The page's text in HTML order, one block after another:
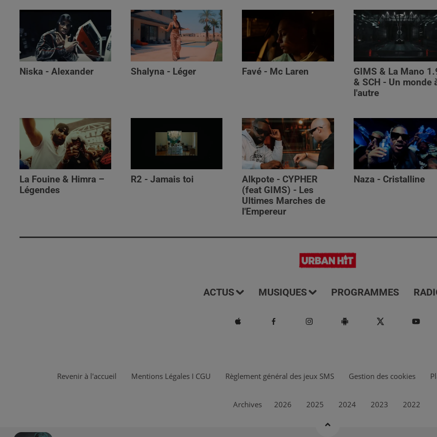
Niska - Alexander Shalyna - Léger Favé - Mc Laren
GIMS & La Mano
& SCH - Un monde
l'autre
La Fouine & Himra –
Légendes
R2 - Jamais toi
Alkpote - CYPHER
(feat GIMS) - Les
Ultimes Marches de
l'Empereur
Naza - Cristalline
ACTUS MUSIQUES PROGRAMMES
Revenir à l'accueil Mentions Légales I CGU Règlement général des jeux SMS Gestion des cookies
Archives 2026 2025 2024 2023 2022